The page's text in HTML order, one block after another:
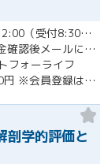
2026/11/1(日)9:00～12:00（受付8:30～）開催
ールにてURLをお知らせいたします。
フォーライフ
（メルマガ会員）5,000円 ※会員登録はホームページより無料で行って頂けます。 会員限定特典あり！
剖学的評価と